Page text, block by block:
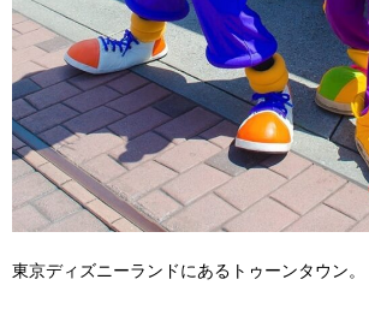
東京ディズニーランドにあるトゥーンタウン。